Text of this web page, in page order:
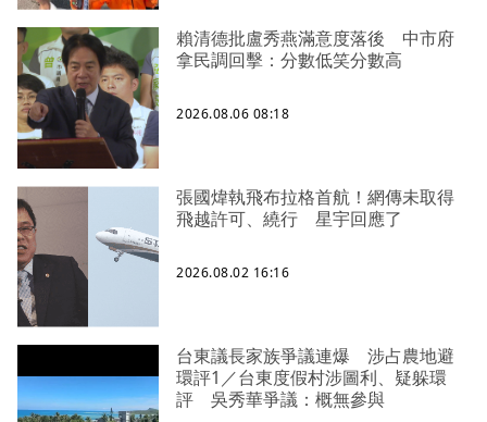
賴清德批盧秀燕滿意度落後 中市府
拿民調回擊：分數低笑分數高
2026.08.06 08:18
張國煒執飛布拉格首航！網傳未取得
飛越許可、繞行 星宇回應了
2026.08.02 16:16
台東議長家族爭議連爆 涉占農地避
環評1／台東度假村涉圖利、疑躲環
評 吳秀華爭議：概無參與